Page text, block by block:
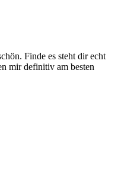
Finde es steht dir echt
mir definitiv am besten